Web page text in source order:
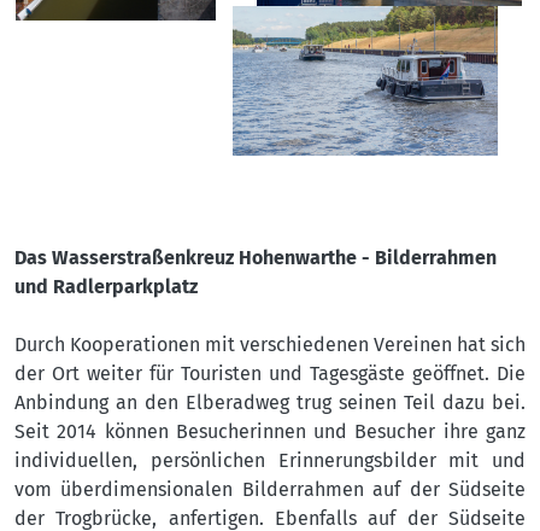
Das Wasserstraßenkreuz Hohenwarthe - Bilderrahmen
und Radlerparkplatz
Durch Kooperationen mit verschiedenen Vereinen hat sich
der Ort weiter für Touristen und Tagesgäste geöffnet. Die
Anbindung an den Elberadweg trug seinen Teil dazu bei.
Seit 2014 können Besucherinnen und Besucher ihre ganz
individuellen, persönlichen Erinnerungsbilder mit und
vom überdimensionalen Bilderrahmen auf der Südseite
der Trogbrücke, anfertigen. Ebenfalls auf der Südseite